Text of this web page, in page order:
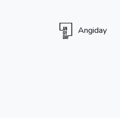
Angiday